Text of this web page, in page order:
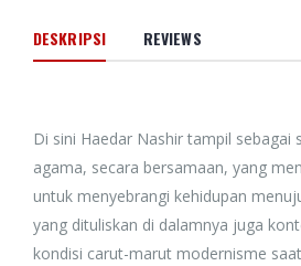
DESKRIPSI REVIEWS
Di sini Haedar Nashir tampil sebagai
agama, secara bersamaan, yang
untuk menyebrangi kehidupan
yang dituliskan di dalamnya juga
kondisi carut-marut modernisme